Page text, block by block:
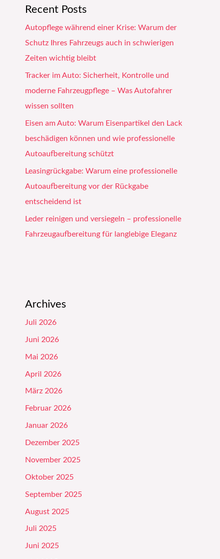
Recent Posts
Autopflege während einer Krise: Warum der
Schutz Ihres Fahrzeugs auch in schwierigen
Zeiten wichtig bleibt
Tracker im Auto: Sicherheit, Kontrolle und
moderne Fahrzeugpflege – Was Autofahrer
wissen sollten
Eisen am Auto: Warum Eisenpartikel den Lack
beschädigen können und wie professionelle
Autoaufbereitung schützt
Leasingrückgabe: Warum eine professionelle
Autoaufbereitung vor der Rückgabe
entscheidend ist
Leder reinigen und versiegeln – professionelle
Fahrzeugaufbereitung für langlebige Eleganz
Archives
Juli 2026
Juni 2026
Mai 2026
April 2026
März 2026
Februar 2026
Januar 2026
Dezember 2025
November 2025
Oktober 2025
September 2025
August 2025
Juli 2025
Juni 2025